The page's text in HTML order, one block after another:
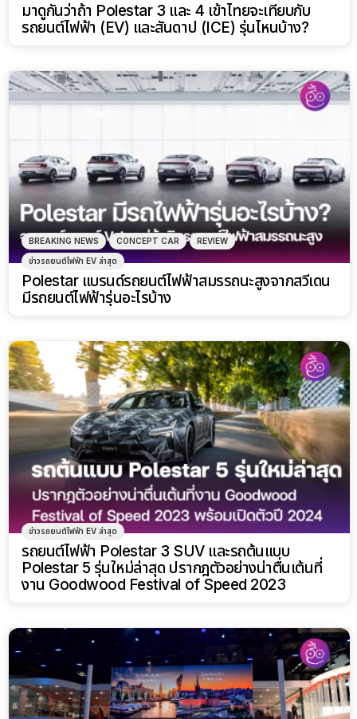
มาดูกันว่าถ้า Polestar 3 และ 4 เข้าไทยจะเทียบกับ
รถยนต์ไฟฟ้า (EV) และสันดาป (ICE) รุ่นไหนบ้าง?
BREAKING NEWS CONCEPT CAR REVIEW
ข่าวรถยนต์ไฟฟ้า EV ล่าสุด
Polestar แบรนด์รถยนต์ไฟฟ้าสมรรถนะสูงจากสวีเดน
มีรถยนต์ไฟฟ้ารุ่นอะไรบ้าง
ข่าวรถยนต์ไฟฟ้า EV ล่าสุด
รถยนต์ไฟฟ้า Polestar 3 SUV และรถต้นแบบ
Polestar 5 รุ่นใหม่ล่าสุด ปรากฎตัวอย่างน่าตื่นเต้นที่
งาน Goodwood Festival of Speed 2023